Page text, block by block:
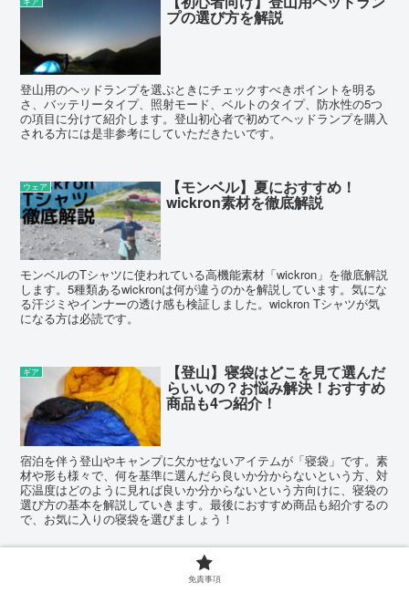
プの選び方を解説
登山用のヘッドランプを選ぶときにチェックすべきポイントを明る
さ、バッテリータイプ、照射モード、ベルトのタイプ、防水性の5つ
の項目に分けて紹介します。登山初心者で初めてヘッドランプを購入
される方には是非参考にしていただきたいです。
ウェア 【モンベル】夏におすすめ！
wickron素材を徹底解説
モンベルのTシャツに使われている高機能素材「wickron」を徹底解説
します。5種類あるwickronは何が違うのかを解説しています。気にな
る汗ジミやインナーの透け感も検証しました。wickron Tシャツが気
になる方は必読です。
ギア 【登山】寝袋はどこを見て選んだ
らいいの？お悩み解決！おすすめ
商品も4つ紹介！
宿泊を伴う登山やキャンプに欠かせないアイテムが「寝袋」です。素
材や形も様々で、何を基準に選んだら良いか分からないという方、対
応温度はどのように見れば良いか分からないという方向けに、寝袋の
選び方の基本を解説していきます。最後におすすめ商品も紹介するの
で、お気に入りの寝袋を選びましょう！
【登山初心者向け】屋久島・縄文
杉トレッキングの服装と持ち物を
免責事項